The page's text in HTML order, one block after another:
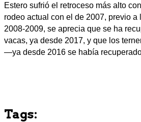
Estero sufrió el retroceso más alto
rodeo actual con el de 2007, previo
2008-2009, se aprecia que se ha
vacas, ya desde 2017, y que los
—ya desde 2016 se había
Tags: